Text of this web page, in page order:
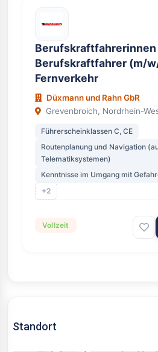
Berufskraftfahrerinnen
Berufskraftfahrer (m/
Fernverkehr
Düxmann und Rahn GbR
Grevenbroich, Nordrhein-
Führerscheinklassen C, CE
Routenplanung und Navigation
Telematiksystemen)
Kenntnisse im Umgang mit
+2
Vollzeit
Standort